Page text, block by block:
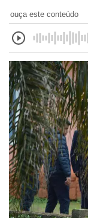
ouça este conteúdo